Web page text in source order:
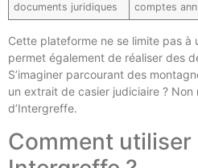
documents juridiques
comptes
Cette plateforme ne se limite pas à
permet également de réaliser des
S’imaginer parcourant des
un extrait de casier judiciaire ? Non
d’Intergreffe.
Comment utiliser